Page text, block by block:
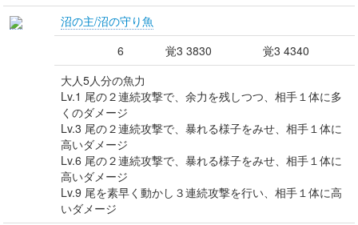
沼の主/沼の守り魚
6
覚3 3830
覚3 4340
大人5人分の魚力
Lv.1 尾の２連続攻撃で、余力を残しつつ、相手１体に多
くのダメージ
Lv.3 尾の２連続攻撃で、暴れる様子をみせ、相手１体に
高いダメージ
Lv.6 尾の２連続攻撃で、暴れる様子をみせ、相手１体に
高いダメージ
Lv.9 尾を素早く動かし３連続攻撃を行い、相手１体に高
いダメージ